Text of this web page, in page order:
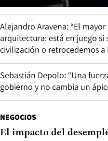
Alejandro Aravena: “El
arquitectura: está en juego
civilización o retrocedemos a
Sebastián Depolo: “Una
gobierno y no cambia un
NEGOCIOS
El impacto del